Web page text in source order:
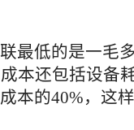
低的是一毛
本还包括设备
本的40%，这